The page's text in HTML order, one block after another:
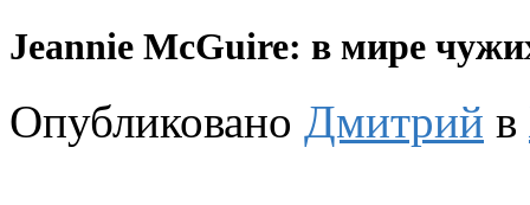
Jeannie McGuire: в мире
Опубликовано Дмитрий в